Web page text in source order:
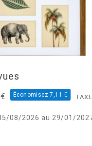
Économisez 7,11 €
08/2026 au 29/01/